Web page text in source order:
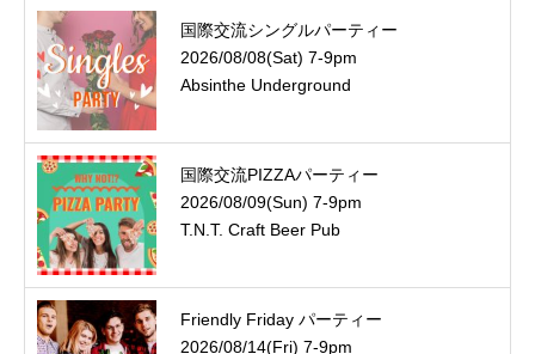
国際交流シングルパーティー
2026/08/08(Sat) 7-9pm
Absinthe Underground
国際交流PIZZAパーティー
2026/08/09(Sun) 7-9pm
T.N.T. Craft Beer Pub
Friendly Friday パーティー
2026/08/14(Fri) 7-9pm